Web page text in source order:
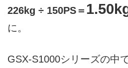
226kg ÷ 150PS＝
に。
GSX-S1000シリーズの中